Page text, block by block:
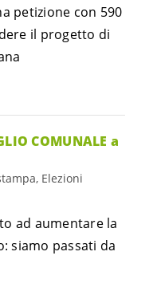
petizione con 590
il progetto di
COMUNALE a
Elezioni
ad aumentare la
siamo passati da